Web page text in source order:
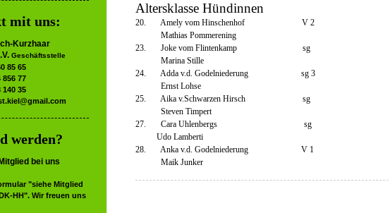
Altersklasse Hündinnen
20. Amely vom Hinschenhof V 2
Mathias Pommerening
23. Joke vom Flintenkamp sg
Marina Stille
24. Adda v.d. Godelniederung sg 3
Ernst Lohse
25. Aika v.Schwarzen Hirsch sg
Steven Timpert
27. Cara Uhlenbergs sg
Udo Lamberti
28. Anka v.d. Godelniederung V 1
Maik Junker
mit uns:
Kurzhaar
Geschäftsstelle
85 65
77
35
werden?
bei uns
"siehe Mitglied
HH". Wir freuen uns